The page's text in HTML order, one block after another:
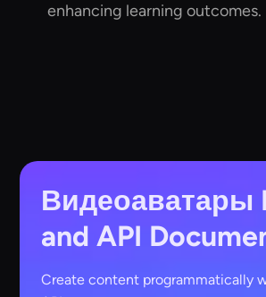
enhancing learning outcomes.
Видеоаватары
and API
Create content programmatically